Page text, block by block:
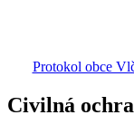
Protokol obce
Civilná